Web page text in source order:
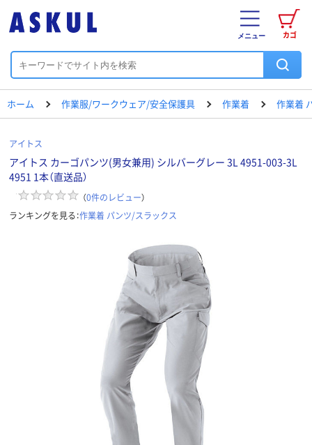
カゴ
メニュー
ホーム 作業服/ワークウェア/安全保護具 作業着 作業着
アイトス
アイトス カーゴパンツ(男女兼用) シルバーグレー 3L 4951-003-3L
4951 1本（直送品）
（0件のレビュー）
ランキングを見る：作業着 パンツ/スラックス